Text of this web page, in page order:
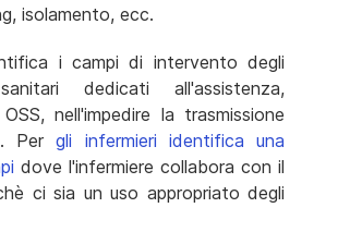
isolamento, ecc.
i campi di intervento degli
dedicati all'assistenza,
nell'impedire la trasmissione
Pergli infermieri identifica una
dove l'infermiere collabora con il
ci sia un uso appropriato degli